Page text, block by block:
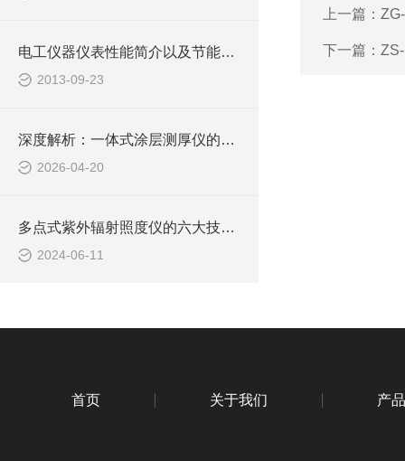
电工仪器仪表性能简介以及节能计划
2013-09-23
深度解析：一体式涂层测厚仪的正确使用方法全攻略
2026-04-20
多点式紫外辐射照度仪的六大技术特点
2024-06-11
上一篇：
下一篇：
首页 关于我们 产